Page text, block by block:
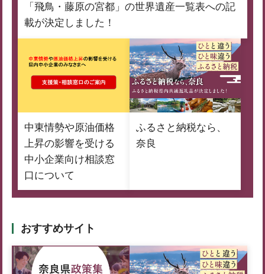
「飛鳥・藤原の宮都」の世界遺産一覧表への記
載が決定しました！
中東情勢や原油価格
上昇の影響を受ける
中小企業向け相談窓
口について
ふるさと納税なら、
奈良
おすすめサイト